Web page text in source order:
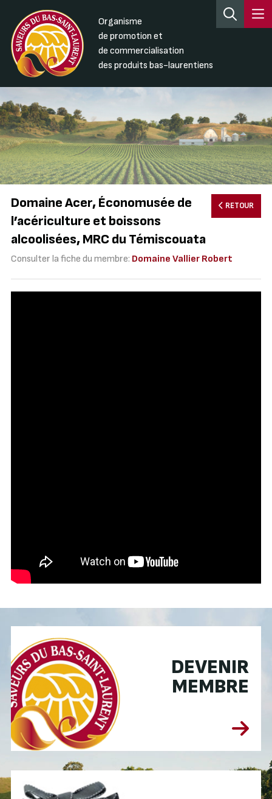
Organisme
de promotion et
de commercialisation
des produits bas-laurentiens
RETOUR
Domaine Acer, Économusée de
l’acériculture et boissons
alcoolisées, MRC du Témiscouata
Consulter la fiche du membre: Domaine Vallier Robert
DEVENIR
MEMBRE